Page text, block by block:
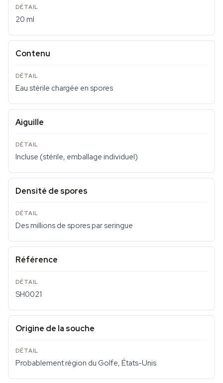
20 ml
Contenu
Eau stérile chargée en spores
Aiguille
Incluse (stérile, emballage individuel)
Densité de spores
Des millions de spores par seringue
Référence
SH0021
Origine de la souche
Probablement région du Golfe, États-Unis